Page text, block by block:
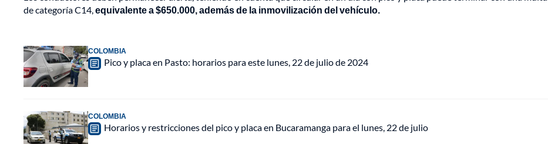
de categoría C14,equivalente a $650.000, además de la inmovilización del vehículo.
COLOMBIA
Pico y placa en Pasto: horarios para este lunes, 22 de julio de 2024
COLOMBIA
Horarios y restricciones del pico y placa en Bucaramanga para el lunes, 22 de julio